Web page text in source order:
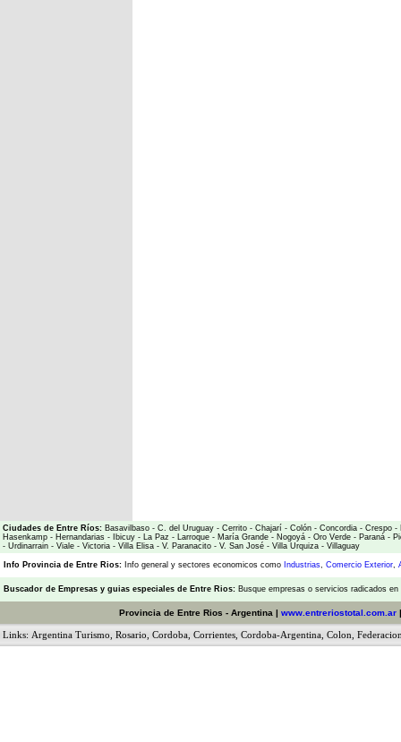
Ciudades de Entre Ríos: Basavilbaso - C. del Uruguay - Cerrito - Chajarí - Colón - Concordia - Crespo -
Hasenkamp - Hernandarias - Ibicuy - La Paz - Larroque - María Grande - Nogoyá - Oro Verde - Paraná -
- Urdinarrain - Viale - Victoria - Villa Elisa - V. Paranacito - V. San José - Villa Urquiza - Villaguay
Info Provincia de Entre Rios: Info general y sectores economicos como Industrias, Comercio Exterior,
Buscador de Empresas y guias especiales de Entre Rios: Busque empresas o servicios radicados
Provincia de Entre Rios - Argentina | www.entreriostotal.com.ar
Links: Argentina Turismo Rosario Cordoba Corrientes Cordoba-Argentina Colon